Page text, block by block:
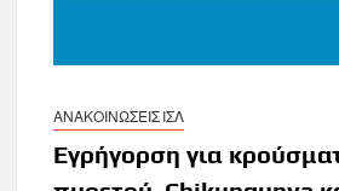
ΑΝΑΚΟΙΝΩΣΕΙΣ ΙΣΛ
Εγρήγορση για